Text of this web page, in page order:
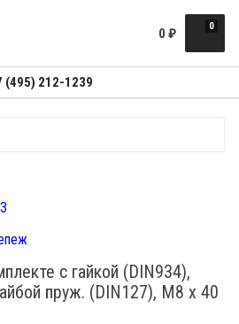
0
0 ₽
(495) 212-1239
с гайкой (DIN934),
пруж. (DIN127), M8 x 40